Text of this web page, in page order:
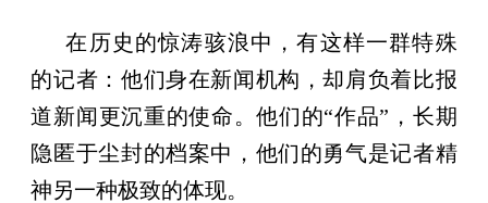
在历史的惊涛骇浪中，有这样一群特殊
的记者：他们身在新闻机构，却肩负着比报
道新闻更沉重的使命。他们的“作品”，长期
隐匿于尘封的档案中，他们的勇气是记者精
神另一种极致的体现。